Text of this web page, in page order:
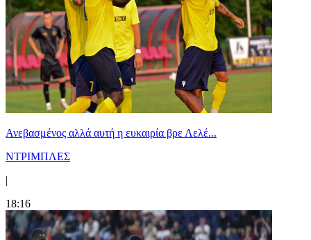
Ανεβασμένος αλλά αυτή η ευκαιρία βρε Λελέ...
ΝΤΡΙΜΠΛΕΣ
|
18:16